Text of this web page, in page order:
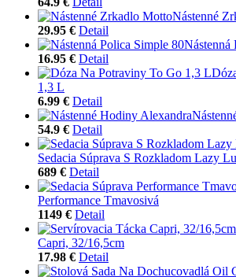
Nástenné
29.95 € Detail
Nástenná
16.95 € Detail
1,3 L
6.99 € Detail
54.9 € Detail
Sedacia Súprava S Rozkladom Lazy
689 € Detail
Performance Tmavosivá
1149 € Detail
Capri, 32/16,5cm
17.98 € Detail